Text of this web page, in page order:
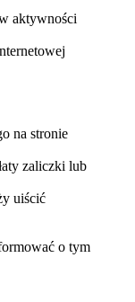
aktywności
na stronie
zaliczki lub
uiścić
o tym